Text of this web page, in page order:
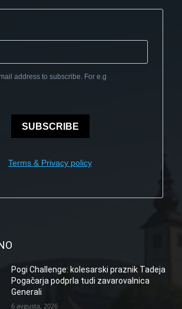
address to subscribe. For e.g
SUBSCRIBE
Terms & Privacy policy
Pogi Challenge: kolesarski praznik Tadeja
Pogačarja podprla tudi zavarovalnica
Generali
6 avgusta, 2026